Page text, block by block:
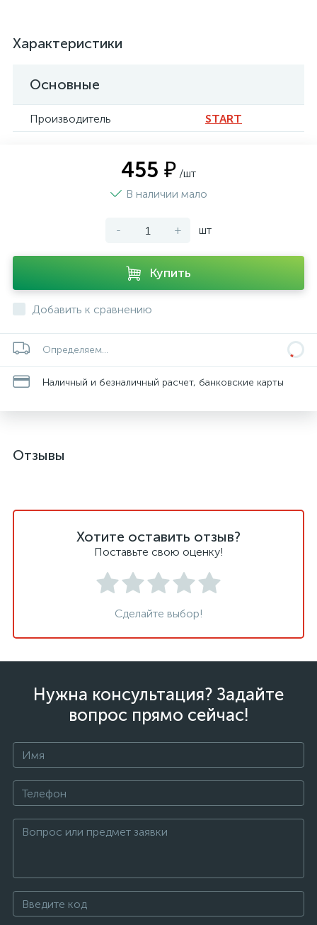
Характеристики
Основные
Производитель START
455 ₽ /шт
В наличии мало
- + шт
Купить
Добавить к сравнению
Определяем...
Наличный и безналичный расчет, банковские карты
Отзывы
Хотите оставить отзыв?
Поставьте свою оценку!
Сделайте выбор!
Нужна консультация? Задайте
вопрос прямо сейчас!